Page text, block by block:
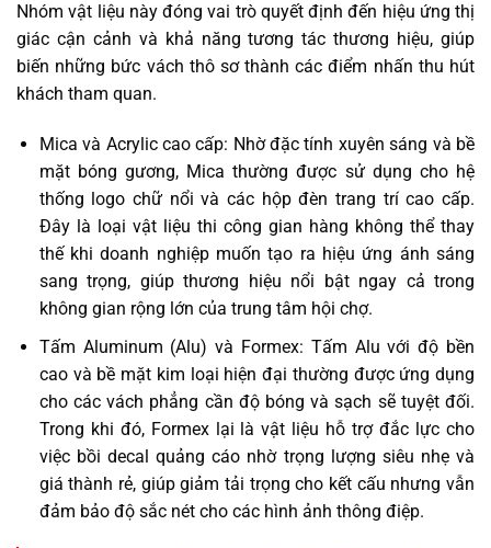
Nhóm vật liệu này đóng vai trò quyết định đến hiệu ứng thị
giác cận cảnh và khả năng tương tác thương hiệu, giúp
biến những bức vách thô sơ thành các điểm nhấn thu hút
khách tham quan.
Mica và Acrylic cao cấp: Nhờ đặc tính xuyên sáng và bề
mặt bóng gương, Mica thường được sử dụng cho hệ
thống logo chữ nổi và các hộp đèn trang trí cao cấp.
Đây là loại vật liệu thi công gian hàng không thể thay
thế khi doanh nghiệp muốn tạo ra hiệu ứng ánh sáng
sang trọng, giúp thương hiệu nổi bật ngay cả trong
không gian rộng lớn của trung tâm hội chợ.
Tấm Aluminum (Alu) và Formex: Tấm Alu với độ bền
cao và bề mặt kim loại hiện đại thường được ứng dụng
cho các vách phẳng cần độ bóng và sạch sẽ tuyệt đối.
Trong khi đó, Formex lại là vật liệu hỗ trợ đắc lực cho
việc bồi decal quảng cáo nhờ trọng lượng siêu nhẹ và
giá thành rẻ, giúp giảm tải trọng cho kết cấu nhưng vẫn
đảm bảo độ sắc nét cho các hình ảnh thông điệp.